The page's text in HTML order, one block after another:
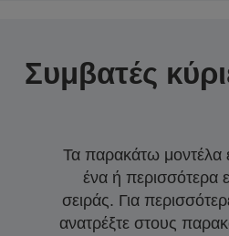
Συμβατές
Τα παρακάτω μοντέλα
ένα ή περισσότερα
σειράς. Για
ανατρέξτε στους